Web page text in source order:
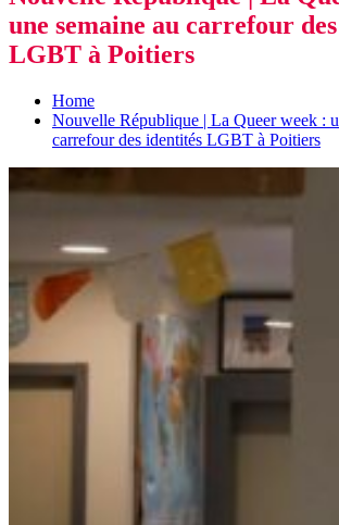
une semaine au carrefour
LGBT à Poitiers
Home
Nouvelle République | La Queer week :
carrefour des identités LGBT à Poitiers